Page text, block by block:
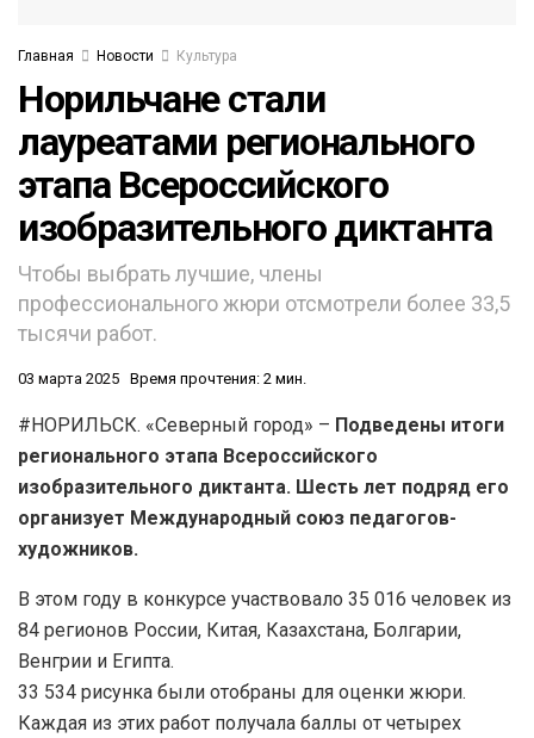
Главная Новости Культура
Норильчане стали
лауреатами регионального
этапа Всероссийского
изобразительного диктанта
Чтобы выбрать лучшие, члены
профессионального жюри отсмотрели более 33,5
тысячи работ.
03 марта 2025 Время прочтения: 2 мин.
#НОРИЛЬСК. «Северный город» – Подведены итоги
регионального этапа Всероссийского
изобразительного диктанта. Шесть лет подряд его
организует Международный союз педагогов-
художников.
В этом году в конкурсе участвовало 35 016 человек из
84 регионов России, Китая, Казахстана, Болгарии,
Венгрии и Египта.
33 534 рисунка были отобраны для оценки жюри.
Каждая из этих работ получала баллы от четырех